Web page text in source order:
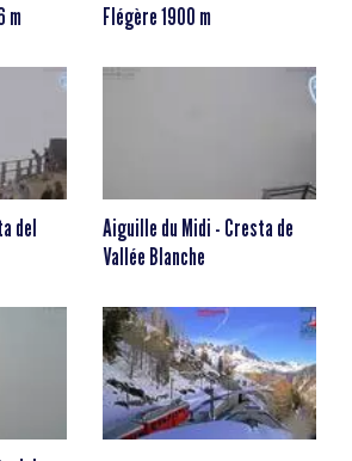
m Flégère 1900 m
del
Aiguille du Midi - Cresta de
Vallée Blanche